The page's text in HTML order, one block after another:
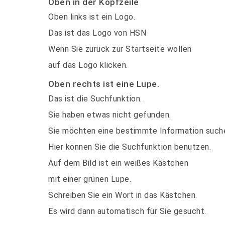
Oben in der Kopfzeile
Oben links ist ein Logo.
Das ist das Logo von HSN
Wenn Sie zurück zur Startseite wollen
auf das Logo klicken.
Oben rechts ist eine Lupe.
Das ist die Suchfunktion.
Sie haben etwas nicht gefunden.
Sie möchten eine bestimmte Information
Hier können Sie die Suchfunktion benutzen.
Auf dem Bild ist ein weißes Kästchen
mit einer grünen Lupe.
Schreiben Sie ein Wort in das Kästchen.
Es wird dann automatisch für Sie gesucht.